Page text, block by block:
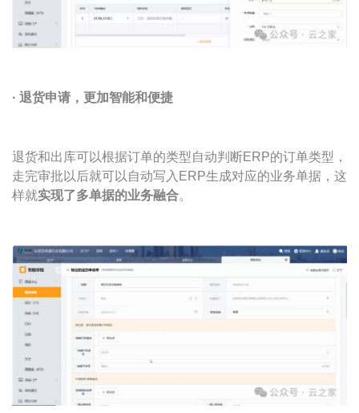
· 退货申请 ，更加智能和便捷
退货和出库可以根据订单的类型自动判断ERP的订单类型，
走完审批以后就可以自动写入ERP生成对应的业务单据，这
样就实现了多单据的业务融合。